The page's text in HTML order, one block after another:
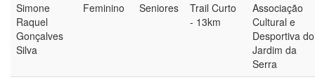
Simone
Raquel
Gonçalves
Silva
Feminino Seniores
Trail Curto
- 13km
Associação
Cultural e
Desportiva do
Jardim da
Serra